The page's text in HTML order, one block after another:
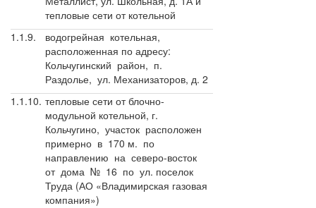
тепловые сети от котельной
1.1.9.
водогрейная котельная,
расположенная по адресу:
Кольчугинский район, п.
Раздолье, ул. Механизаторов, д. 2
1.1.10. тепловые сети от блочно-
модульной котельной, г.
Кольчугино, участок расположен
примерно в 170 м. по
направлению на северо-восток
от дома № 16 по ул. поселок
Труда (АО «Владимирская газовая
компания»)